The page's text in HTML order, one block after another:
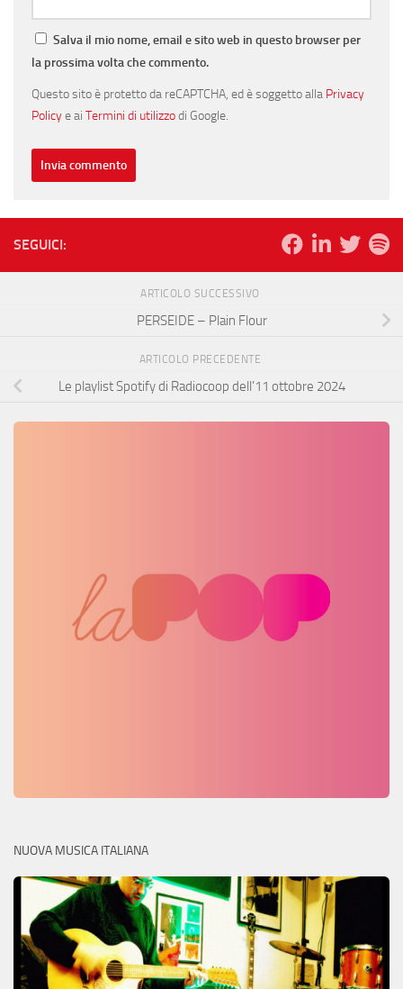
Salva il mio nome, email e sito web in questo browser per
la prossima volta che commento.
Questo sito è protetto da reCAPTCHA, ed è soggetto alla Privacy
Policye ai Termini di utilizzodi Google.
SEGUICI:
ARTICOLO SUCCESSIVO
PERSEIDE – Plain Flour
ARTICOLO PRECEDENTE
Le playlist Spotify di Radiocoop dell’11 ottobre 2024
NUOVA MUSICA ITALIANA